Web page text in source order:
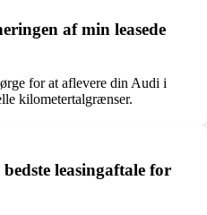
af min leasede
for at aflevere din Audi i
kilometertalgrænser.
leasingaftale for